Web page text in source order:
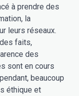
à prendre des
la
leurs réseaux.
faits,
des
sont en cours
beaucoup
éthique et